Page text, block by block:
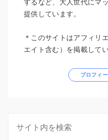
するなど、大人世代にマ
提供しています。
＊このサイトはアフィリ
エイト含む）を掲載してい
プロフィ